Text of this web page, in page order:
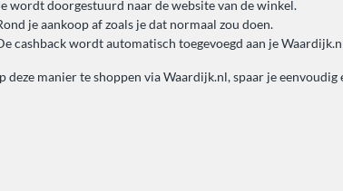
wordt doorgestuurd naar de website van de winkel.
je aankoop af zoals je dat normaal zou doen.
cashback wordt automatisch toegevoegd aan je
deze manier te shoppen via Waardijk.nl, spaar je eenvoudig